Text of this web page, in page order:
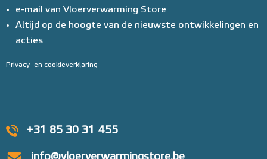
+31 85 30 31 455
e-mail van Vloerverwarming Store
Altijd op de hoogte van de nieuwste ontwikkelingen en
acties
Privacy- en cookieverklaring